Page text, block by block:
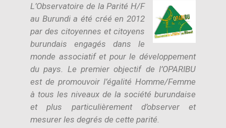
L’Observatoire de la Parité H/F
au Burundi a été créé en 2012
par des citoyennes et citoyens
burundais engagés dans le
monde associatif et pour le développement
du pays. Le premier objectif de l’OPARIBU
est de promouvoir l’égalité Homme/Femme
à tous les niveaux de la société burundaise
et plus particulièrement d’observer et
mesurer les degrés de cette parité.